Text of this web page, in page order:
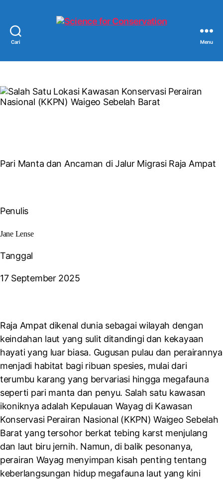
Cari
for
Menu
Pari Manta dan Ancaman di Jalur Migrasi Raja Ampat
Penulis
Jane Lense
Tanggal
17 September 2025
Raja Ampat dikenal dunia sebagai wilayah dengan
keindahan laut yang sulit ditandingi dan kekayaan
hayati yang luar biasa. Gugusan pulau dan perairannya
menjadi habitat bagi ribuan spesies, mulai dari
terumbu karang yang bervariasi hingga megafauna
seperti pari manta dan penyu. Salah satu kawasan
ikoniknya adalah Kepulauan Wayag di Kawasan
Konservasi Perairan Nasional (KKPN) Waigeo Sebelah
Barat yang tersohor berkat tebing karst menjulang
dan laut biru jernih. Namun, di balik pesonanya,
perairan Wayag menyimpan kisah penting tentang
keberlangsungan hidup megafauna laut yang kini